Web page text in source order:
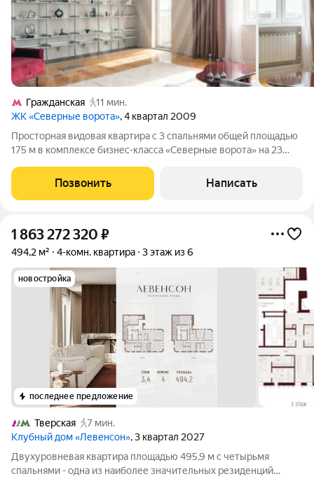
Гражданская
11 мин.
ЖК «Северные ворота», 4 квартал 2009
Просторная видовая квартира с 3 спальнями общей площадью
175 м в комплексе бизнес-класса «Северные ворота» на 23
Квартира полностью меблирована и укомплектована бытовой
техникой. Продуманы
Позвонить Написать
1 863 272 320 ₽
494,2 м² 4-комн. квартира 3 этаж из 6
новостройка
последнее предложение
Тверская
7 мин.
Клубный дом «Левенсон», 3 квартал 2027
Двухуровневая квартира площадью 495,9 м с четырьмя
спальнями - одна из наиболее значительных резиденций